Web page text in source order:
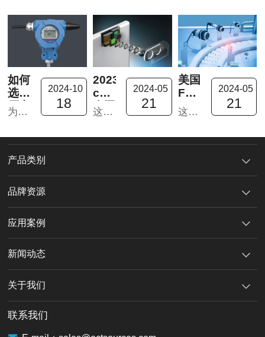
如何
选择
压力
传感
面向
工业
为新应用挑选和安装合适的传感器是一个非常重要的决策。选择错误就会导致一系列系统问题。
2024-10
18
2023In-
cosmetics™
泰国
之行
及新
这次的泰国化妆品原料展是因为疫情暌违四年后首次踏上泰国市场。摊位收到东南亚新老客户的热烈欢迎，纷纷表示对我们的新产品十分感兴趣。
2024-05
21
美国
FUJIFILM
Dimatix
DMP-
功能
这次的泰国化妆品原料展是因为疫情暌违四年后首次踏上泰国市场。摊位收到东南亚新老客户的热烈欢迎，纷纷表示对我们的新产品十分感兴趣。
2024-05
21
产品类别
品牌资源
应用案例
新闻动态
关于我们
联系我们